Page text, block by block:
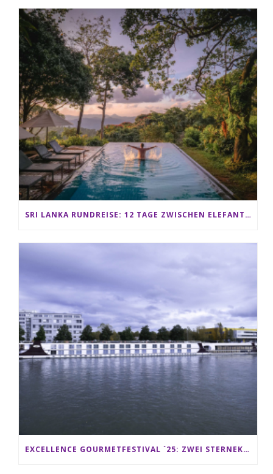
SRI LANKA RUNDREISE: 12 TAGE ZWISCHEN ELEFANTEN, TEEPLANTAGEN & STRAND ALS FAMILIE
EXCELLENCE GOURMETFESTIVAL ´25: ZWEI STERNEKÖCHE ANTONIO GUIDA & DARIO MORESCO VERWÖHNEN IHRE GÄSTE AUF EINER LUXERIÖSEN SCHIFFSREISE